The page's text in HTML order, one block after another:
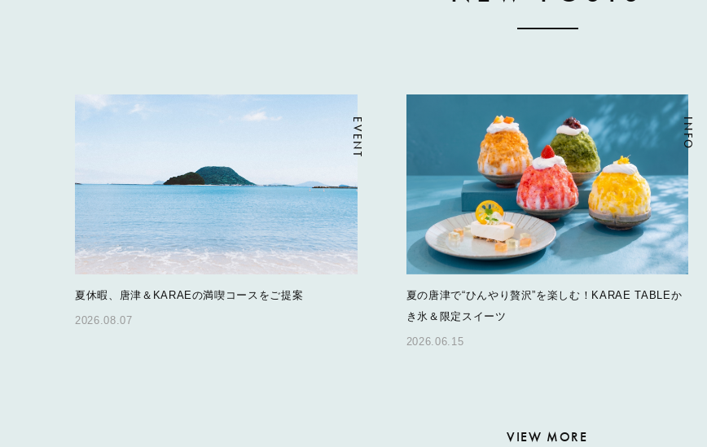
夏休暇、唐津＆KARAEの満喫コースをご提案
2026.08.07
EVENT
夏の唐津で“ひんやり贅沢”を楽しむ！KARAE TABLEか
き氷＆限定スイーツ
2026.06.15
INFO
VIEW MORE